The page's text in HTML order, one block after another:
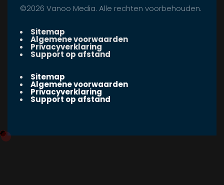
©2026 Vanoo Media. Alle rechten voorbehouden.
Sitemap
Algemene voorwaarden
Privacyverklaring
Support op afstand
Sitemap
Algemene voorwaarden
Privacyverklaring
Support op afstand